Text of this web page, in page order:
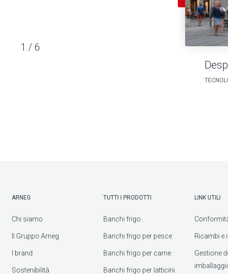
1 / 6
ARNEG
Chi siamo
Il Gruppo Arneg
I brand
Sostenibilità
TUTTI I PRODOTTI
Banchi frigo
Banchi frigo per pesce
Banchi frigo per carne
Banchi frigo per latticini
LINK UTILI
Ricambi e
Gestione